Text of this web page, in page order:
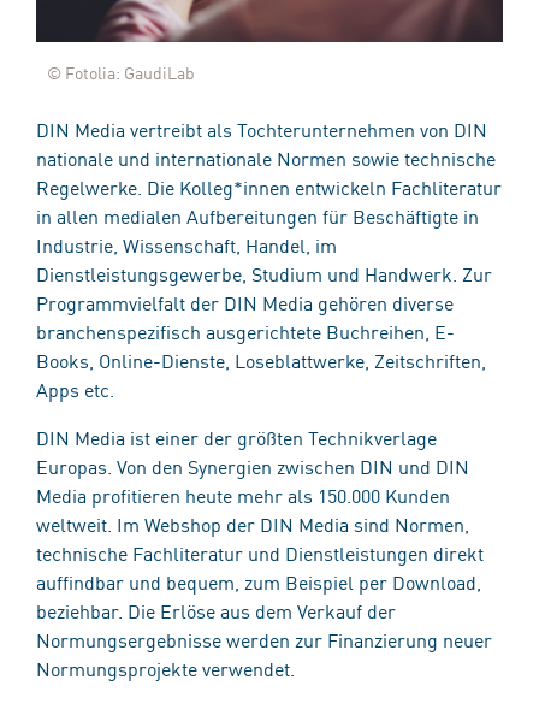
© Fotolia: GaudiLab
DIN Media vertreibt als Tochterunternehmen von DIN
nationale und internationale Normen sowie technische
Regelwerke. Die Kolleg*innen entwickeln Fachliteratur
in allen medialen Aufbereitungen für Beschäftigte in
Industrie, Wissenschaft, Handel, im
Dienstleistungsgewerbe, Studium und Handwerk. Zur
Programmvielfalt der DIN Media gehören diverse
branchenspezifisch ausgerichtete Buchreihen, E-
Books, Online-Dienste, Loseblattwerke, Zeitschriften,
Apps etc.
DIN Media ist einer der größten Technikverlage
Europas. Von den Synergien zwischen DIN und DIN
Media profitieren heute mehr als 150.000 Kunden
weltweit. Im Webshop der DIN Media sind Normen,
technische Fachliteratur und Dienstleistungen direkt
auffindbar und bequem, zum Beispiel per Download,
beziehbar. Die Erlöse aus dem Verkauf der
Normungsergebnisse werden zur Finanzierung neuer
Normungsprojekte verwendet.